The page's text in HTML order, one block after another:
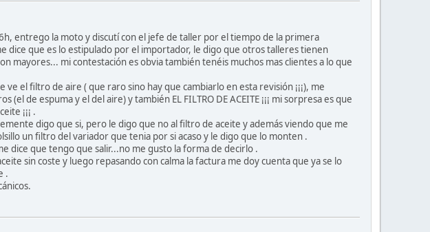
entrego la moto y discutí con el jefe de taller por el tiempo de la primera
dice que es lo estipulado por el importador, le digo que otros talleres tienen
mayores... mi contestación es obvia también tenéis muchos mas clientes a lo que
el filtro de aire ( que raro sino hay que cambiarlo en esta revisión ¡¡¡), me
de espuma y el del aire) y también EL FILTRO DE ACEITE ¡¡¡ mi sorpresa es que
¡¡¡ .
digo que si, pero le digo que no al filtro de aceite y además viendo que me
un filtro del variador que tenia por si acaso y le digo que lo monten .
dice que tengo que salir...no me gusto la forma de decirlo .
sin coste y luego repasando con calma la factura me doy cuenta que ya se lo
.